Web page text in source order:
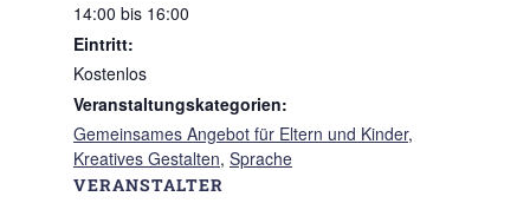
14:00 bis 16:00
Eintritt:
Kostenlos
Veranstaltungskategorien:
Gemeinsames Angebot für Eltern und Kinder,
Kreatives Gestalten, Sprache
VERANSTALTER